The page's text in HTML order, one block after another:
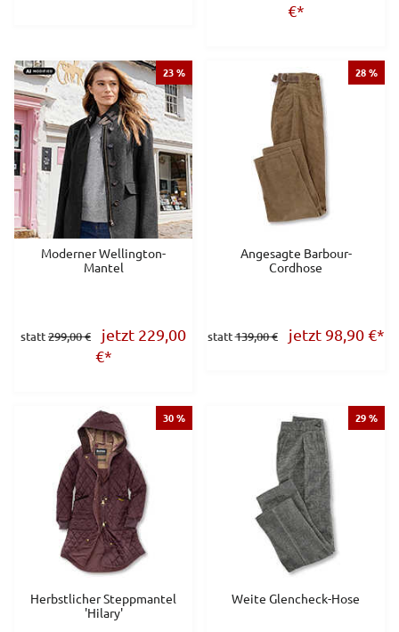
€*
23 %
Moderner Wellington-
Mantel
statt299,00 €
jetzt 229,00
€*
28 %
Angesagte Barbour-
Cordhose
statt139,00 € jetzt 98,90€*
30 %
Herbstlicher Steppmantel
'Hilary'
29 %
Weite Glencheck-Hose